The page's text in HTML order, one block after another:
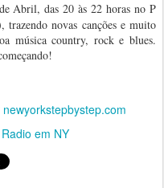
Abril, das 20 às 22 horas no P
novas canções e muito
música country, rock e blues.
newyorkstepbystep.com
em NY